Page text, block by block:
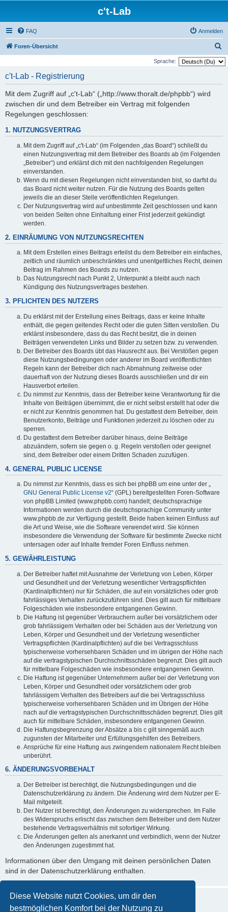
Diese Website nutzt Cookies, um dir den
bestmöglichen Komfort bei der Nutzung zu
c't-Lab
FAQ Anmelden
Foren-Übersicht
u
Sprache:
c't-Lab - Registrierung
Mit dem Zugriff auf „c't-Lab“ („http://www.thoralt.de/phpbb“) wird
zwischen dir und dem Betreiber ein Vertrag mit folgenden
Regelungen geschlossen:
1. NUTZUNGSVERTRAG
Mit dem Zugriff auf „c't-Lab“ (im Folgenden „das Board“) schließt du
einen Nutzungsvertrag mit dem Betreiber des Boards ab (im Folgenden
„Betreiber“) und erklärst dich mit den nachfolgenden Regelungen
einverstanden.
Wenn du mit diesen Regelungen nicht einverstanden bist, so darfst du
das Board nicht weiter nutzen. Für die Nutzung des Boards gelten
jeweils die an dieser Stelle veröffentlichten Regelungen.
Der Nutzungsvertrag wird auf unbestimmte Zeit geschlossen und kann
von beiden Seiten ohne Einhaltung einer Frist jederzeit gekündigt
werden.
2. EINRÄUMUNG VON NUTZUNGSRECHTEN
Mit dem Erstellen eines Beitrags erteilst du dem Betreiber ein einfaches,
zeitlich und räumlich unbeschränktes und unentgeltliches Recht, deinen
Beitrag im Rahmen des Boards zu nutzen.
Das Nutzungsrecht nach Punkt 2, Unterpunkt a bleibt auch nach
Kündigung des Nutzungsvertrages bestehen.
3. PFLICHTEN DES NUTZERS
Du erklärst mit der Erstellung eines Beitrags, dass er keine Inhalte
enthält, die gegen geltendes Recht oder die guten Sitten verstoßen. Du
erklärst insbesondere, dass du das Recht besitzt, die in deinen
Beiträgen verwendeten Links und Bilder zu setzen bzw. zu verwenden.
Der Betreiber des Boards übt das Hausrecht aus. Bei Verstößen gegen
diese Nutzungsbedingungen oder anderer im Board veröffentlichten
Regeln kann der Betreiber dich nach Abmahnung zeitweise oder
dauerhaft von der Nutzung dieses Boards ausschließen und dir ein
Hausverbot erteilen.
Du nimmst zur Kenntnis, dass der Betreiber keine Verantwortung für die
Inhalte von Beiträgen übernimmt, die er nicht selbst erstellt hat oder die
er nicht zur Kenntnis genommen hat. Du gestattest dem Betreiber, dein
Benutzerkonto, Beiträge und Funktionen jederzeit zu löschen oder zu
sperren.
Du gestattest dem Betreiber darüber hinaus, deine Beiträge
abzuändern, sofern sie gegen o. g. Regeln verstoßen oder geeignet
sind, dem Betreiber oder einem Dritten Schaden zuzufügen.
4. GENERAL PUBLIC LICENSE
Du nimmst zur Kenntnis, dass es sich bei phpBB um eine unter der „
GNU General Public License v2“ (GPL) bereitgestellten Foren-Software
von phpBB Limited (www.phpbb.com) handelt; deutschsprachige
Informationen werden durch die deutschsprachige Community unter
www.phpbb.de zur Verfügung gestellt. Beide haben keinen Einfluss auf
die Art und Weise, wie die Software verwendet wird. Sie können
insbesondere die Verwendung der Software für bestimmte Zwecke nicht
untersagen oder auf Inhalte fremder Foren Einfluss nehmen.
5. GEWÄHRLEISTUNG
Der Betreiber haftet mit Ausnahme der Verletzung von Leben, Körper
und Gesundheit und der Verletzung wesentlicher Vertragspflichten
(Kardinalpflichten) nur für Schäden, die auf ein vorsätzliches oder grob
fahrlässiges Verhalten zurückzuführen sind. Dies gilt auch für mittelbare
Folgeschäden wie insbesondere entgangenen Gewinn.
Die Haftung ist gegenüber Verbrauchern außer bei vorsätzlichem oder
grob fahrlässigem Verhalten oder bei Schäden aus der Verletzung von
Leben, Körper und Gesundheit und der Verletzung wesentlicher
Vertragspflichten (Kardinalpflichten) auf die bei Vertragsschluss
typischerweise vorhersehbaren Schäden und im übrigen der Höhe nach
auf die vertragstypischen Durchschnittsschäden begrenzt. Dies gilt auch
für mittelbare Folgeschäden wie insbesondere entgangenen Gewinn.
Die Haftung ist gegenüber Unternehmern außer bei der Verletzung von
Leben, Körper und Gesundheit oder vorsätzlichem oder grob
fahrlässigem Verhalten des Betreibers auf die bei Vertragsschluss
typischerweise vorhersehbaren Schäden und im Übrigen der Höhe
nach auf die vertragstypischen Durchschnittsschäden begrenzt. Dies gilt
auch für mittelbare Schäden, insbesondere entgangenen Gewinn.
Die Haftungsbegrenzung der Absätze a bis c gilt sinngemäß auch
zugunsten der Mitarbeiter und Erfüllungsgehilfen des Betreibers.
Ansprüche für eine Haftung aus zwingendem nationalem Recht bleiben
unberührt.
6. ÄNDERUNGSVORBEHALT
Der Betreiber ist berechtigt, die Nutzungsbedingungen und die
Datenschutzerklärung zu ändern. Die Änderung wird dem Nutzer per E-
Mail mitgeteilt.
Der Nutzer ist berechtigt, den Änderungen zu widersprechen. Im Falle
des Widerspruchs erlischt das zwischen dem Betreiber und dem Nutzer
bestehende Vertragsverhältnis mit sofortiger Wirkung.
Die Änderungen gelten als anerkannt und verbindlich, wenn der Nutzer
den Änderungen zugestimmt hat.
Informationen über den Umgang mit deinen persönlichen Daten
sind in der Datenschutzerklärung enthalten.